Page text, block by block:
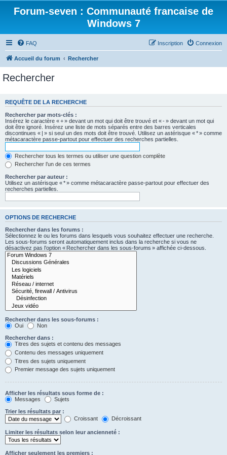
Forum-seven : Communauté francaise de
Windows 7
FAQ Connexion
Inscription
Accueil du forum Rechercher
Rechercher
REQUÊTE DE LA RECHERCHE
Rechercher par mots-clés :
Insérez le caractère « + » devant un mot qui doit être trouvé et « - » devant un mot qui
doit être ignoré. Insérez une liste de mots séparés entre des barres verticales
discontinues « | » si seul un des mots doit être trouvé. Utilisez un astérisque « * » comme
métacaractère passe-partout pour effectuer des recherches partielles.
Rechercher tous les termes ou utiliser une question complète
Rechercher l’un de ces termes
Rechercher par auteur :
Utilisez un astérisque « * » comme métacaractère passe-partout pour effectuer des
recherches partielles.
OPTIONS DE RECHERCHE
Rechercher dans les forums :
Sélectionnez le ou les forums dans lesquels vous souhaitez effectuer une recherche.
Les sous-forums seront automatiquement inclus dans la recherche si vous ne
désactivez pas l’option « Rechercher dans les sous-forums » affichée ci-dessous.
Rechercher dans les sous-forums :
Oui
Non
Rechercher dans :
Titres des sujets et contenu des messages
Contenu des messages uniquement
Titres des sujets uniquement
Premier message des sujets uniquement
Afficher les résultats sous forme de :
Messages
Sujets
Trier les résultats par :
Croissant
Décroissant
Limiter les résultats selon leur ancienneté :
Afficher seulement les premiers :